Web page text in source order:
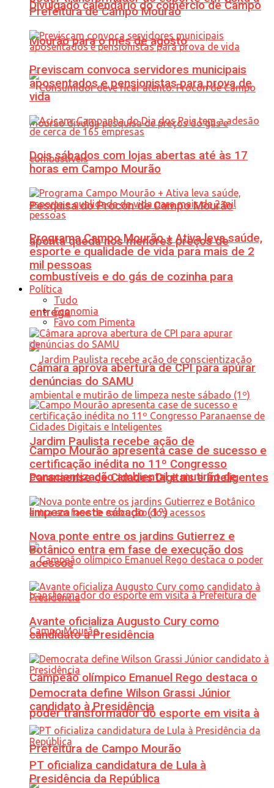
Divulgado calendário do comércio de Campo
Mourão para o mês de agosto
Pesquisa do Procon de Campo Mourão
aponta queda nos menores preços de
combustíveis e do gás de cozinha para
entrega
Jardim Paulista recebe ação de
conscientização ambiental e mutirão de
limpeza neste sábado (1º)
Campeão olímpico Emanuel Rego destaca o
poder transformador do esporte em visita à
Prefeitura de Campo Mourão
Prefeitura de Campo Mourão
Previscam convoca servidores municipais
aposentados e pensionistas para prova de
vida
Dois sábados com lojas abertas até às 17
horas em Campo Mourão
Programa Campo Mourão + Ativa leva saúde,
esporte e qualidade de vida para mais de 2
mil pessoas
Política
Tudo
Economia
Favo com Pimenta
Câmara aprova abertura de CPI para apurar
denúncias do SAMU
Campo Mourão apresenta case de sucesso e
certificação inédita no 11º Congresso
Paranaense de Cidades Digitais e Inteligentes
Nova ponte entre os jardins Gutierrez e
Botânico entra em fase de execução dos
acessos
Avante oficializa Augusto Cury como
candidato à Presidência
Democrata define Wilson Grassi Júnior
candidato à Presidência
PT oficializa candidatura de Lula à
Presidência da República